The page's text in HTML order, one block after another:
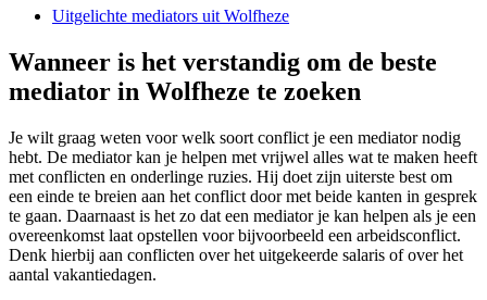
Uitgelichte mediators uit Wolfheze
Wanneer is het verstandig om de beste
mediator in Wolfheze te zoeken
Je wilt graag weten voor welk soort conflict je een mediator nodig
hebt. De mediator kan je helpen met vrijwel alles wat te maken heeft
met conflicten en onderlinge ruzies. Hij doet zijn uiterste best om
een einde te breien aan het conflict door met beide kanten in gesprek
te gaan. Daarnaast is het zo dat een mediator je kan helpen als je een
overeenkomst laat opstellen voor bijvoorbeeld een arbeidsconflict.
Denk hierbij aan conflicten over het uitgekeerde salaris of over het
aantal vakantiedagen.